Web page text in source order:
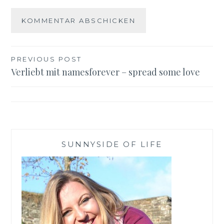
Beitragsnavigation
PREVIOUS POST
Verliebt mit namesforever – spread some love
SUNNYSIDE OF LIFE